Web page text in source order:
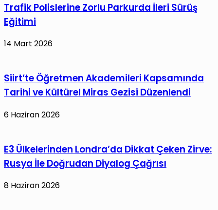
Takıldı
Gerçekleştirildi
Trafik Polislerine Zorlu Parkurda İleri Sürüş
Eğitimi
14 Mart 2026
Siirt’te Öğretmen Akademileri Kapsamında
Tarihi ve Kültürel Miras Gezisi Düzenlendi
6 Haziran 2026
E3 Ülkelerinden Londra’da Dikkat Çeken Zirve:
Rusya İle Doğrudan Diyalog Çağrısı
8 Haziran 2026